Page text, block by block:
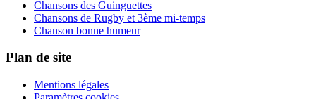
Chansons des Guinguettes
Chansons de Rugby et 3ème mi-temps
Chanson bonne humeur
Plan de site
Mentions légales